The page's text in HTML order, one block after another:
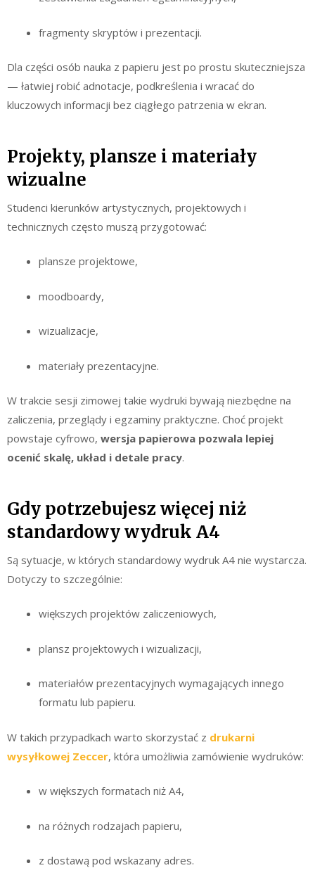
fragmenty skryptów i prezentacji.
Dla części osób nauka z papieru jest po prostu skuteczniejsza
— łatwiej robić adnotacje, podkreślenia i wracać do
kluczowych informacji bez ciągłego patrzenia w ekran.
Projekty, plansze i materiały
wizualne
Studenci kierunków artystycznych, projektowych i
technicznych często muszą przygotować:
plansze projektowe,
moodboardy,
wizualizacje,
materiały prezentacyjne.
W trakcie sesji zimowej takie wydruki bywają niezbędne na
zaliczenia, przeglądy i egzaminy praktyczne. Choć projekt
powstaje cyfrowo, wersja papierowa pozwala lepiej
ocenić skalę, układ i detale pracy.
Gdy potrzebujesz więcej niż
standardowy wydruk A4
Są sytuacje, w których standardowy wydruk A4 nie wystarcza.
Dotyczy to szczególnie:
większych projektów zaliczeniowych,
plansz projektowych i wizualizacji,
materiałów prezentacyjnych wymagających innego
formatu lub papieru.
W takich przypadkach warto skorzystać z drukarni
wysyłkowej Zeccer, która umożliwia zamówienie wydruków:
w większych formatach niż A4,
na różnych rodzajach papieru,
z dostawą pod wskazany adres.